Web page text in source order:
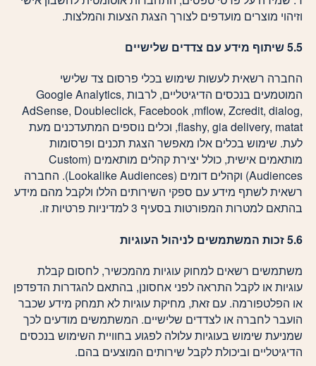
וזיהוי מוצרים מועדפים לצורך הצגת הצעות והמלצות.
5.5 שיתוף מידע עם צדדים שלישיים
החברה רשאית לעשות שימוש בכלי פרסום צד שלישי
המוטמעים בנכסים הדיגיטליים, לרבות Google Analytics,
AdSense, Doubleclick, Facebook ,mflow, Zcredit, dialog,
flashy, gia delivery, matat, וכלים נוספים המתעדכנים מעת
לעת. שימוש בכלים אלו מאפשר הצגת תכנים ופרסומות
מותאמים אישית, כולל יצירת קהלים מותאמים (Custom
Audiences) וקהלים דומים (Lookalike Audiences). החברה
רשאית לשתף מידע עם ספקי השירותים הללו ולקבל מהם מידע
בהתאם למטרות המפורטות בסעיף 3 למדיניות פרטיות זו.
5.6 זכות המשתמשים לניהול העוגיות
משתמשים רשאים למחוק עוגיות מהמכשיר, לחסום קבלת
עוגיות או לקבל התראה לפני אחסונן, בהתאם להגדרות הדפדפן
או הפלטפורמה. עם זאת, מחיקת עוגיות לא תמחק מידע שכבר
הועבר לחברה או לצדדים שלישיים. המשתמשים מודעים לכך
שמניעת שימוש בעוגיות עלולה לפגוע בחוויית השימוש בנכסים
הדיגיטליים וביכולת לקבל שירותים המוצעים בהם.